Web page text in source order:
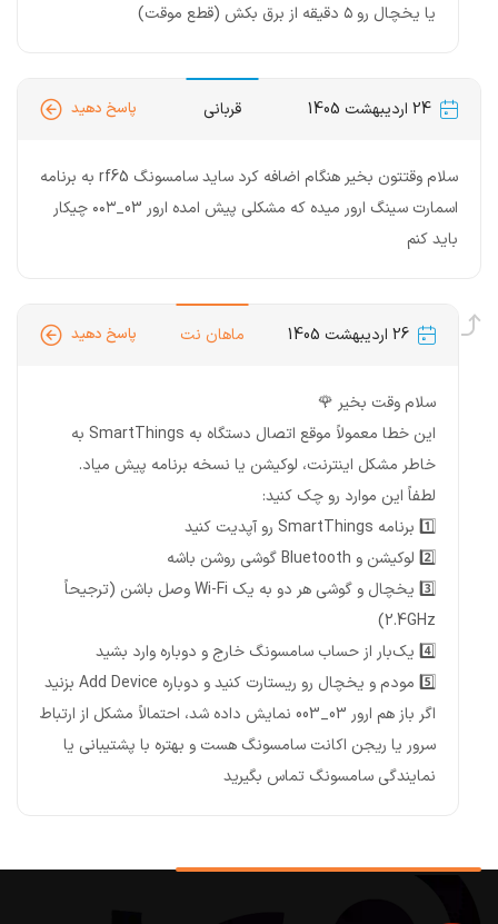
یا یخچال رو ۵ دقیقه از برق بکش (قطع موقت)
24 اردیبهشت 1405 قربانی پاسخ دهید
سلام وقتتون بخیر هنگام اضافه کرد ساید سامسونگ rf65 به برنامه
اسمارت سینگ ارور میده که مشکلی پیش امده ارور 03_۰۰۳ چیکار
باید کنم
26 اردیبهشت 1405 ماهان نت پاسخ دهید
سلام وقت بخیر 🌹
این خطا معمولاً موقع اتصال دستگاه به SmartThings به
خاطر مشکل اینترنت، لوکیشن یا نسخه برنامه پیش میاد.
لطفاً این موارد رو چک کنید:
1️⃣ برنامه SmartThings رو آپدیت کنید
2️⃣ لوکیشن و Bluetooth گوشی روشن باشه
3️⃣ یخچال و گوشی هر دو به یک Wi-Fi وصل باشن (ترجیحاً
2.4GHz)
4️⃣ یک‌بار از حساب سامسونگ خارج و دوباره وارد بشید
5️⃣ مودم و یخچال رو ریستارت کنید و دوباره Add Device بزنید
اگر باز هم ارور 03_003 نمایش داده شد، احتمالاً مشکل از ارتباط
سرور یا ریجن اکانت سامسونگ هست و بهتره با پشتیبانی یا
نمایندگی سامسونگ تماس بگیرید